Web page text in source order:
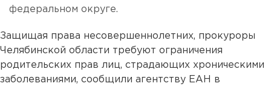
федеральном округе.
Защищая права несовершеннолетних, прокуроры
Челябинской области требуют ограничения
родительских прав лиц, страдающих хроническими
заболеваниями, сообщили агентству ЕАН в